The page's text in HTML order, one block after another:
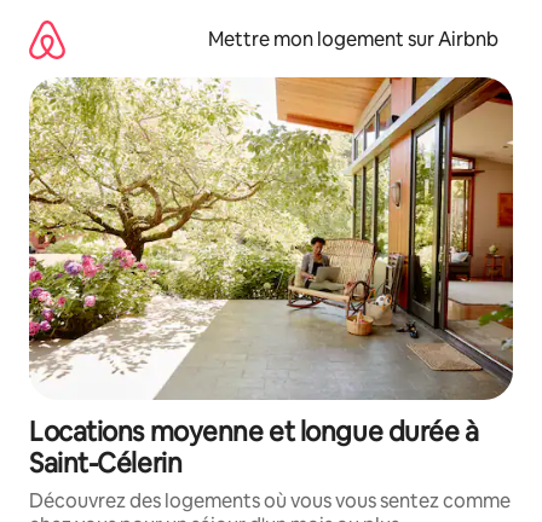
directement
contenu
Mettre mon logement sur Airbnb
Locations moyenne et longue durée à
Saint-Célerin
Découvrez des logements où vous vous sentez comme